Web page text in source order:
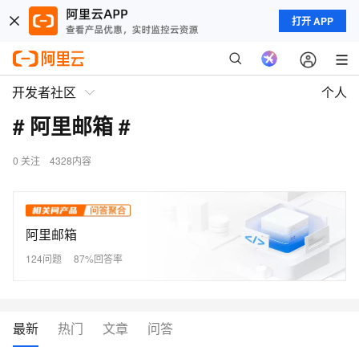
打开 APP
开发者社区 个人
# 阿里邮箱 #
0 关注 4328内容
阿里邮箱
124问题 87%回答率
最新 热门 文章 问答